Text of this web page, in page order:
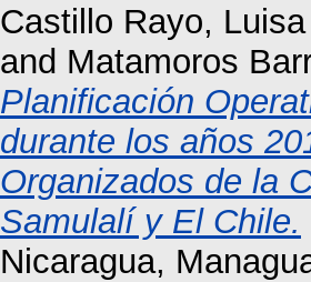
Castillo Rayo,
and Matamoros
Planificación
durante los años
Organizados de la
Samulalí y El Chile.
Nicaragua,